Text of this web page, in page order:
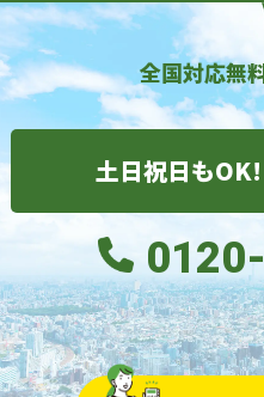
全国対応無
土日祝日も